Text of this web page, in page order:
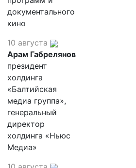
документального
кино
10 августа
Арам Габрелянов
президент
холдинга
«Балтийская
медиа группа»,
генеральный
директор
холдинга «Ньюс
Медиа»